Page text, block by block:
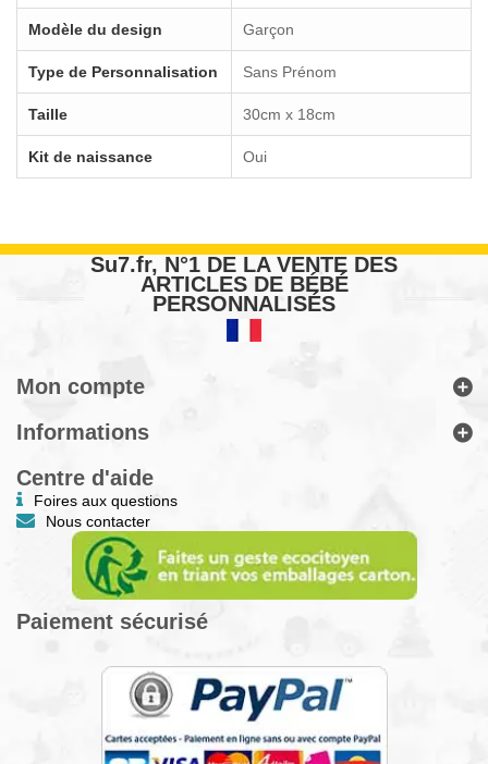
Modèle du design Garçon
Type de Personnalisation Sans Prénom
Taille 30cm x 18cm
Kit de naissance Oui
Su7.fr, N°1 DE LA VENTE DES
ARTICLES DE BÉBÉ
PERSONNALISÉS
Mon compte
Informations
Centre d'aide
Foires aux questions
Nous contacter
Paiement sécurisé